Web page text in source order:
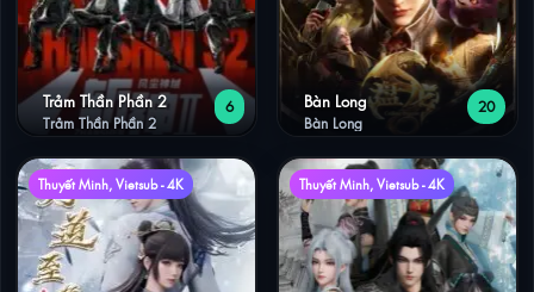
6
Trảm Thần Phần 2
Trảm Thần Phần 2
20
Bàn Long
Bàn Long
Thuyết Minh, Vietsub - 4K Thuyết Minh, Vietsub - 4K